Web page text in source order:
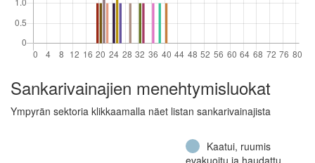
Sankarivainajien menehtymisluokat
Ympyrän sektoria klikkaamalla näet listan sankarivainajista
Kaatui, ruumis
evakuoitu ja haudattu